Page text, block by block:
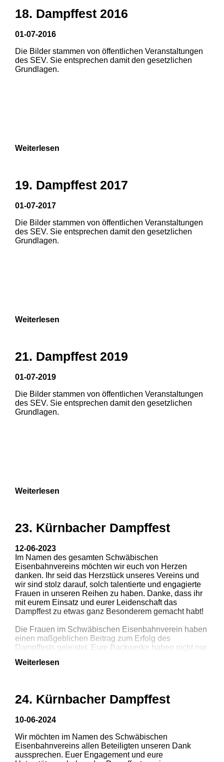
1 2 3
1 2 3
1 2 3
1 2 3
4
1 2 3
18. Dampffest 2016
01-07-2016
Die Bilder stammen von öffentlichen Veranstaltungen
des SEV. Sie entsprechen damit den gesetzlichen
Grundlagen.
Weiterlesen
19. Dampffest 2017
01-07-2017
Die Bilder stammen von öffentlichen Veranstaltungen
des SEV. Sie entsprechen damit den gesetzlichen
Grundlagen.
Weiterlesen
21. Dampffest 2019
01-07-2019
Die Bilder stammen von öffentlichen Veranstaltungen
des SEV. Sie entsprechen damit den gesetzlichen
Grundlagen.
Weiterlesen
23. Kürnbacher Dampffest
12-06-2023
Im Namen des gesamten Schwäbischen
Eisenbahnvereins möchten wir euch von Herzen
danken. Ihr seid das Herzstück unseres Vereins und
wir sind stolz darauf, solch talentierte und engagierte
Frauen in unseren Reihen zu haben. Danke, dass ihr
mit eurem Einsatz und eurer Leidenschaft das
Dampffest zu etwas ganz Besonderem gemacht habt!
Die Frauen im Schwäbischen Eisenbahnverein haben
einen maßgeblichen Beitrag zum Erfolg des
Dampffests geleistet. Eure Backwerke haben nicht nur
dass unsere Veranstaltung zu einem unvergesslichen
Mitgliedern bedanken, die zu diesem unvergesslichen
Erfolg! Mit zahlreichen beeindruckenden Fahrzeugen
Leidenschaft und Freude.
Wir sind überwältigt von der positiven Resonanz und
Weiterlesen
24. Kürnbacher Dampffest
10-06-2024
Wir möchten im Namen des Schwäbischen
Eisenbahnvereins allen Beteiligten unseren Dank
aussprechen. Euer Engagement und eure